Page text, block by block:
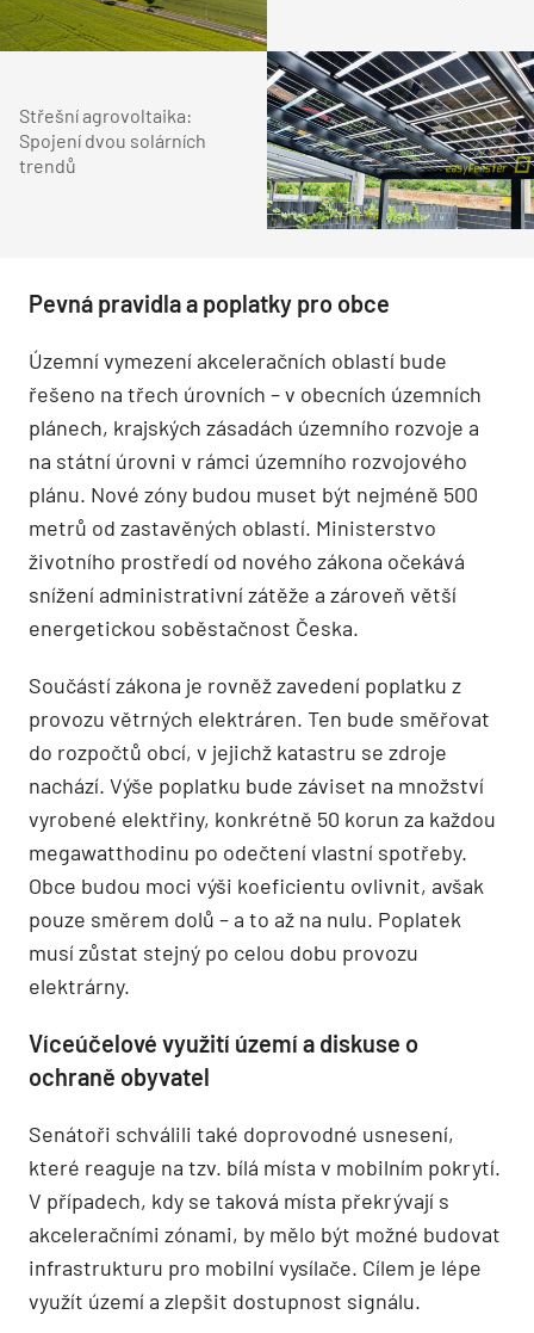
Střešní agrovoltaika:
Spojení dvou solárních
trendů
Pevná pravidla a poplatky pro obce
Územní vymezení akceleračních oblastí bude
řešeno na třech úrovních – v obecních územních
plánech, krajských zásadách územního rozvoje a
na státní úrovni v rámci územního rozvojového
plánu. Nové zóny budou muset být nejméně 500
metrů od zastavěných oblastí. Ministerstvo
životního prostředí od nového zákona očekává
snížení administrativní zátěže a zároveň větší
energetickou soběstačnost Česka.
Součástí zákona je rovněž zavedení poplatku z
provozu větrných elektráren. Ten bude směřovat
do rozpočtů obcí, v jejichž katastru se zdroje
nachází. Výše poplatku bude záviset na množství
vyrobené elektřiny, konkrétně 50 korun za každou
megawatthodinu po odečtení vlastní spotřeby.
Obce budou moci výši koeficientu ovlivnit, avšak
pouze směrem dolů – a to až na nulu. Poplatek
musí zůstat stejný po celou dobu provozu
elektrárny.
Víceúčelové využití území a diskuse o
ochraně obyvatel
Senátoři schválili také doprovodné usnesení,
které reaguje na tzv. bílá místa v mobilním pokrytí.
V případech, kdy se taková místa překrývají s
akceleračními zónami, by mělo být možné budovat
infrastrukturu pro mobilní vysílače. Cílem je lépe
využít území a zlepšit dostupnost signálu.